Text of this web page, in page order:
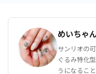
めいちゃ
サンリオの
ぐるみ特化
うになるこ